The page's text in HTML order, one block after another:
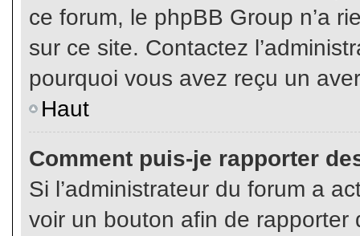
ce forum, le phpBB Group n’a
sur ce site. Contactez
pourquoi vous avez reçu un
Haut
Comment puis-je rapporter
Si l’administrateur du forum a
voir un bouton afin de